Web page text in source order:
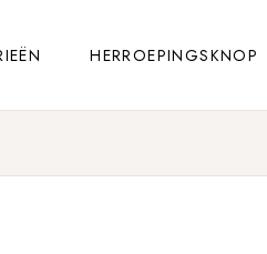
HERROEPINGSKNOP